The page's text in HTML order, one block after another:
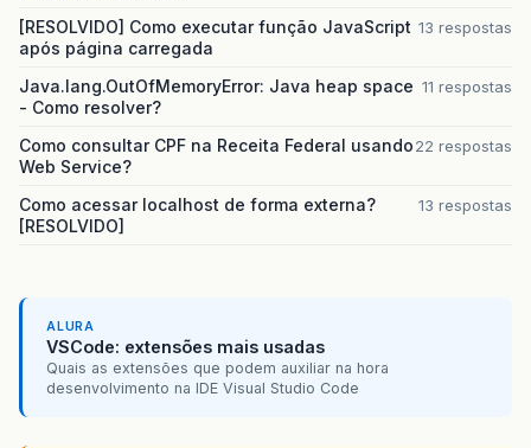
[RESOLVIDO] Como executar função JavaScript
após página carregada
13 respostas
Java.lang.OutOfMemoryError: Java heap space
- Como resolver?
11 respostas
Como consultar CPF na Receita Federal usando
Web Service?
22 respostas
Como acessar localhost de forma externa?
[RESOLVIDO]
13 respostas
ALURA
VSCode: extensões mais usadas
Quais as extensões que podem auxiliar na hora
desenvolvimento na IDE Visual Studio Code